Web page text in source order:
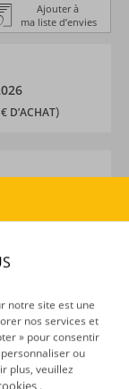
Ajouter à
ma liste d’envies
D’ACHAT)
à la
Paris, Or
de Paris
notre site est une
nos services et
» pour consentir
ou
plus, veuillez